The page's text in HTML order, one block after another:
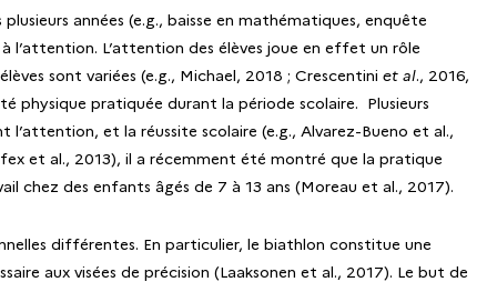
années (e.g., baisse en mathématiques, enquête
l’attention. L’attention des élèves joue en effet un rôle
sont variées (e.g., Michael, 2018 ; Crescentini et al., 2016,
physique pratiquée durant la période scolaire. Plusieurs
et la réussite scolaire (e.g., Alvarez-Bueno et al.,
et al., 2013), il a récemment été montré que la pratique
chez des enfants âgés de 7 à 13 ans (Moreau et al., 2017).
différentes. En particulier, le biathlon constitue une
aux visées de précision (Laaksonen et al., 2017). Le but de